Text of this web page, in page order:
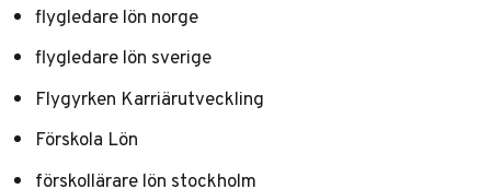
flygledare lön norge
flygledare lön sverige
Flygyrken Karriärutveckling
Förskola Lön
förskollärare lön stockholm